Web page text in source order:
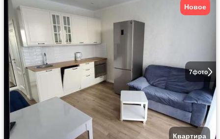
7фото
Новое
Квартира